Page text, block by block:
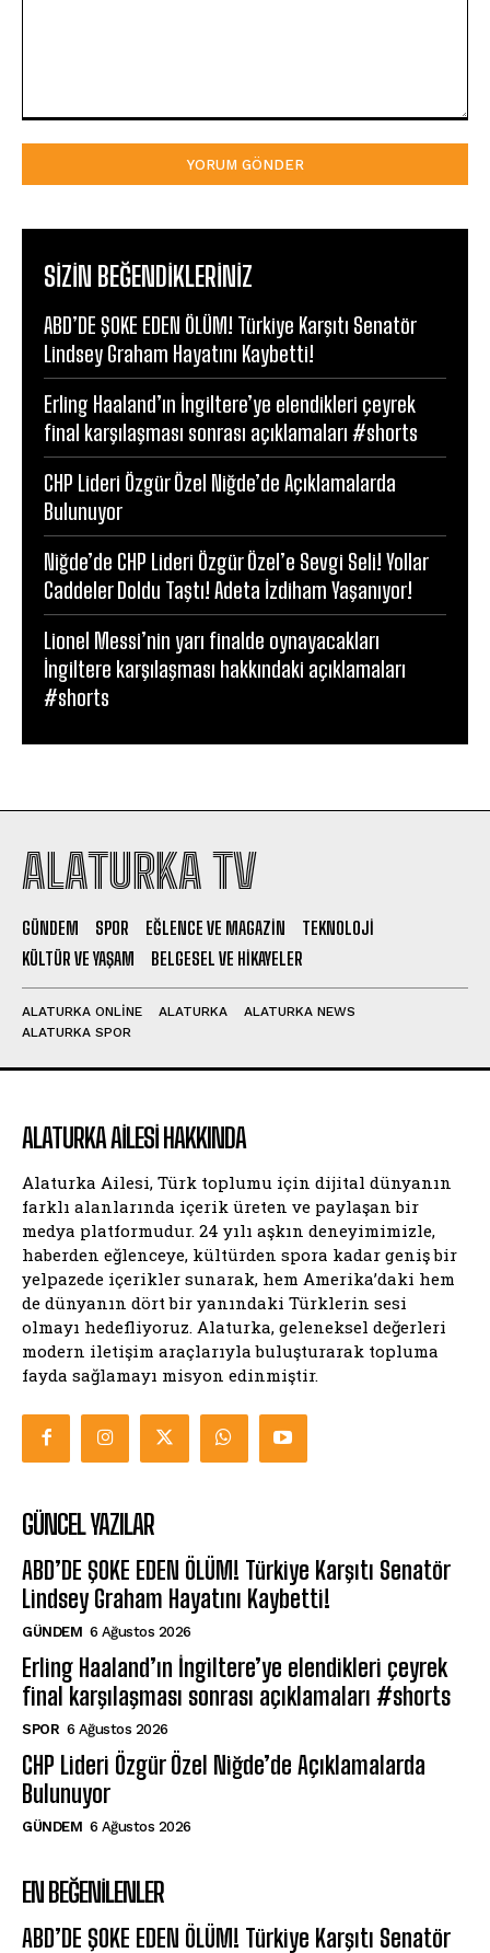
SIZIN BEĞENDIKLERINIZ
ABD’DE ŞOKE EDEN ÖLÜM! Türkiye Karşıtı Senatör
Lindsey Graham Hayatını Kaybetti!
Erling Haaland’ın İngiltere’ye elendikleri çeyrek
final karşılaşması sonrası açıklamaları #shorts
CHP Lideri Özgür Özel Niğde’de Açıklamalarda
Bulunuyor
Niğde’de CHP Lideri Özgür Özel’e Sevgi Seli! Yollar
Caddeler Doldu Taştı! Adeta İzdiham Yaşanıyor!
Lionel Messi’nin yarı finalde oynayacakları
İngiltere karşılaşması hakkındaki açıklamaları
#shorts
ALATURKA TV
GÜNDEM SPOR EĞLENCE VE MAGAZIN
TEKNOLOJI
KÜLTÜR VE YAŞAM
BELGESEL VE HIKAYELER
ALATURKA ONLINE ALATURKA
ALATURKA NEWS
ALATURKA SPOR
ALATURKA AILESI HAKKINDA
Alaturka Ailesi, Türk toplumu için dijital dünyanın
farklı alanlarında içerik üreten ve paylaşan bir
medya platformudur. 24 yılı aşkın deneyimimizle,
haberden eğlenceye, kültürden spora kadar geniş bir
yelpazede içerikler sunarak, hem Amerika’daki hem
de dünyanın dört bir yanındaki Türklerin sesi
olmayı hedefliyoruz. Alaturka, geleneksel değerleri
modern iletişim araçlarıyla buluşturarak topluma
fayda sağlamayı misyon edinmiştir.
GÜNCEL YAZILAR
ABD’DE ŞOKE EDEN ÖLÜM! Türkiye Karşıtı Senatör
Lindsey Graham Hayatını Kaybetti!
GÜNDEM 6 Ağustos 2026
Erling Haaland’ın İngiltere’ye elendikleri çeyrek
final karşılaşması sonrası açıklamaları #shorts
SPOR 6 Ağustos 2026
CHP Lideri Özgür Özel Niğde’de Açıklamalarda
Bulunuyor
GÜNDEM 6 Ağustos 2026
EN BEĞENILENLER
ABD’DE ŞOKE EDEN ÖLÜM! Türkiye Karşıtı Senatör